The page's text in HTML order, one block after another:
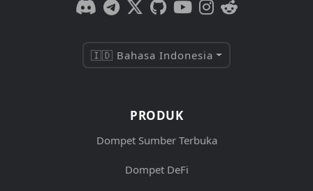
🇮🇩 Bahasa Indonesia
PRODUK
Dompet Sumber Terbuka
Dompet DeFi